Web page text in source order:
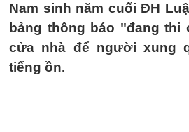
Nam sinh năm cuối ĐH
bảng thông báo "đang thi
cửa nhà để người xung
tiếng ồn.